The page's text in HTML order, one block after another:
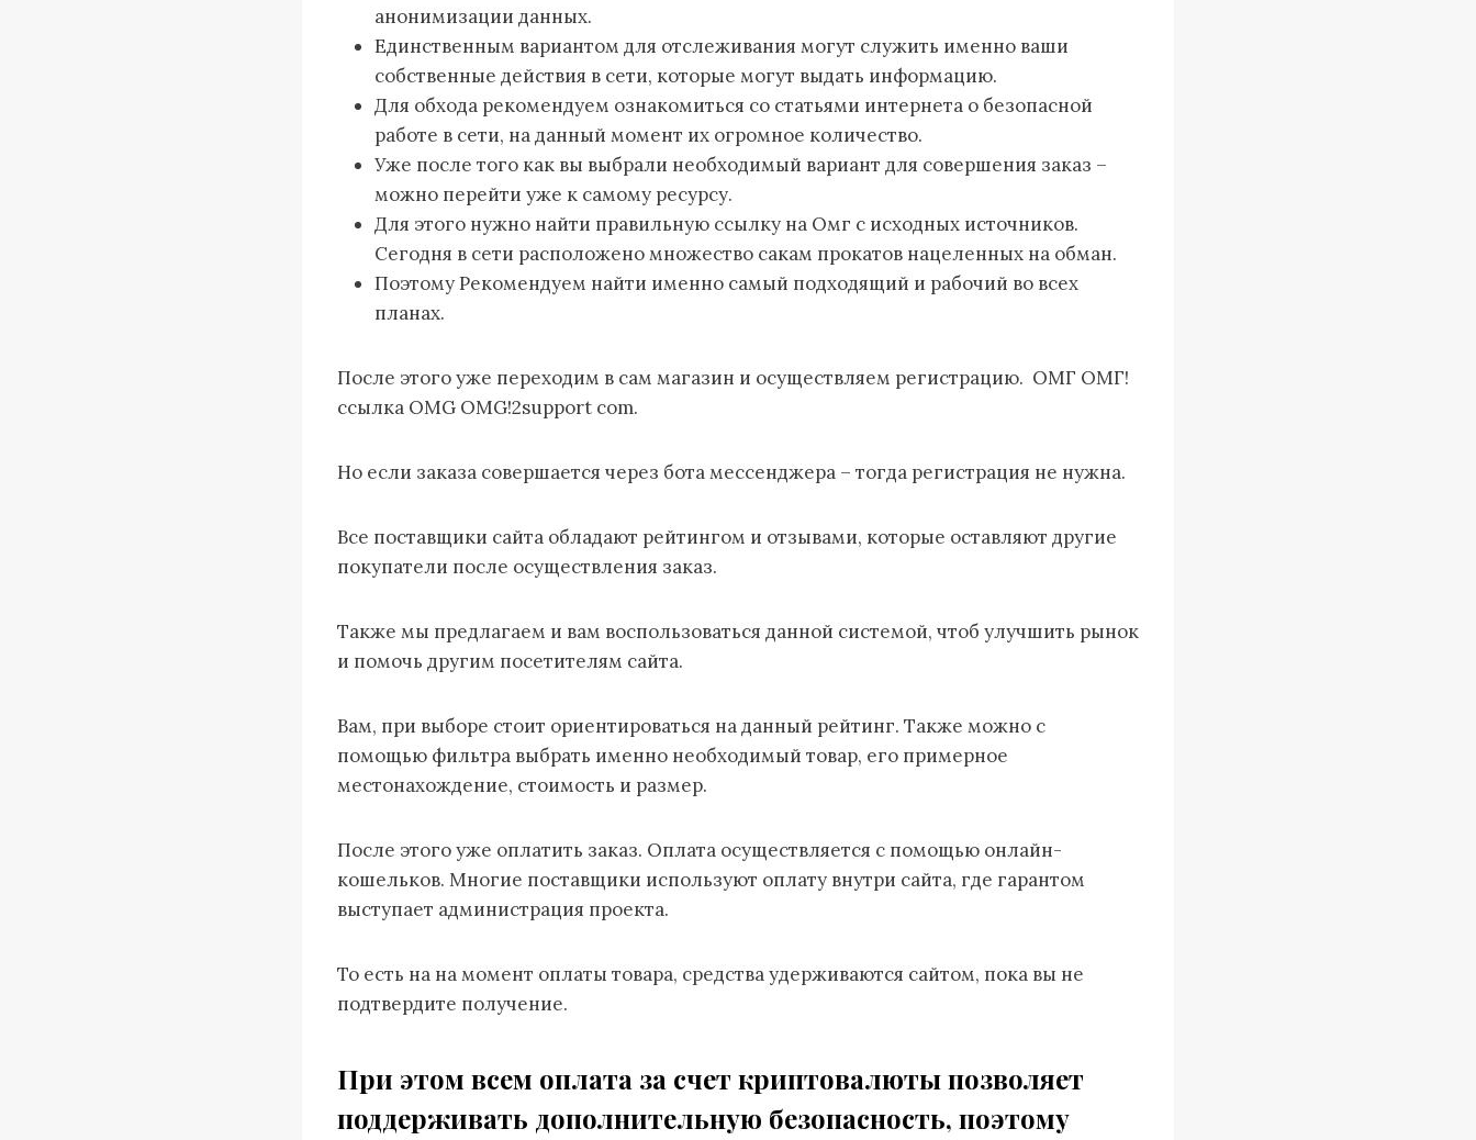
анонимизации данных.
Единственным вариантом для отслеживания могут служить именно ваши
собственные действия в сети, которые могут выдать информацию.
Для обхода рекомендуем ознакомиться со статьями интернета о безопасной
работе в сети, на данный момент их огромное количество.
Уже после того как вы выбрали необходимый вариант для совершения заказ –
можно перейти уже к самому ресурсу.
Для этого нужно найти правильную ссылку на Омг с исходных источников.
Сегодня в сети расположено множество сакам прокатов нацеленных на обман.
Поэтому Рекомендуем найти именно самый подходящий и рабочий во всех
планах.
После этого уже переходим в сам магазин и осуществляем регистрацию. ОМГ ОМГ!
ссылка OMG OMG!2support com.
Но если заказа совершается через бота мессенджера – тогда регистрация не нужна.
Все поставщики сайта обладают рейтингом и отзывами, которые оставляют другие
покупатели после осуществления заказ.
Также мы предлагаем и вам воспользоваться данной системой, чтоб улучшить рынок
и помочь другим посетителям сайта.
Вам, при выборе стоит ориентироваться на данный рейтинг. Также можно с
помощью фильтра выбрать именно необходимый товар, его примерное
местонахождение, стоимость и размер.
После этого уже оплатить заказ. Оплата осуществляется с помощью онлайн-
кошельков. Многие поставщики используют оплату внутри сайта, где гарантом
выступает администрация проекта.
То есть на на момент оплаты товара, средства удерживаются сайтом, пока вы не
подтвердите получение.
При этом всем оплата за счет криптовалюты позволяет
поддерживать дополнительную безопасность, поэтому